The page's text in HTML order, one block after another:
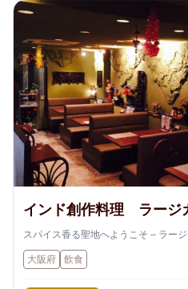
インド創作料理 ラージ
スパイス香る聖地へようこそ – ラー
大阪府 飲食